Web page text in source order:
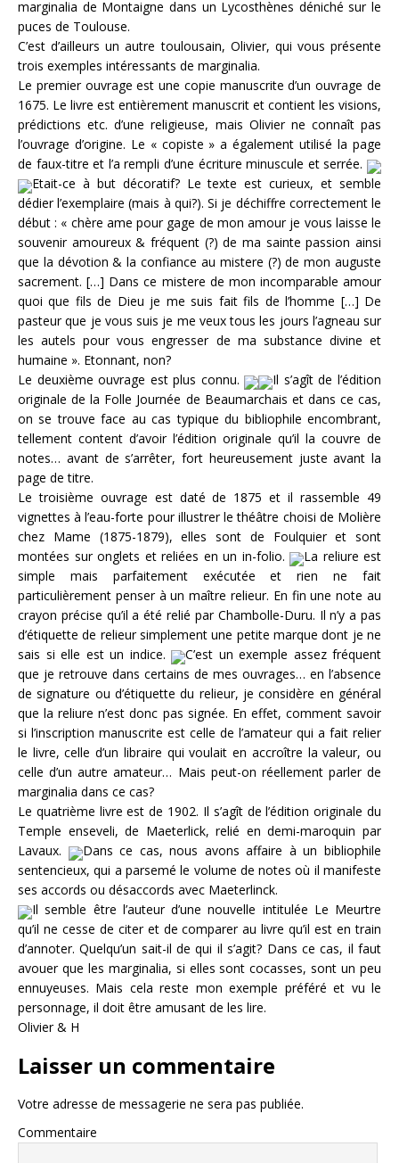
marginalia de Montaigne dans un Lycosthènes déniché sur le
puces de Toulouse.
C’est d’ailleurs un autre toulousain, Olivier, qui vous présente
trois exemples intéressants de marginalia.
Le premier ouvrage est une copie manuscrite d’un ouvrage de
1675. Le livre est entièrement manuscrit et contient les visions,
prédictions etc. d’une religieuse, mais Olivier ne connaît pas
l’ouvrage d’origine. Le « copiste » a également utilisé la page
de faux-titre et l’a rempli d’une écriture minuscule et serrée.
Etait-ce à but décoratif? Le texte est curieux, et semble
dédier l’exemplaire (mais à qui?). Si je déchiffre correctement le
début : « chère ame pour gage de mon amour je vous laisse le
souvenir amoureux & fréquent (?) de ma sainte passion ainsi
que la dévotion & la confiance au mistere (?) de mon auguste
sacrement. […] Dans ce mistere de mon incomparable amour
quoi que fils de Dieu je me suis fait fils de l’homme […] De
pasteur que je vous suis je me veux tous les jours l’agneau sur
les autels pour vous engresser de ma substance divine et
humaine ». Etonnant, non?
Le deuxième ouvrage est plus connu.
Il s’agît de l’édition
originale de la Folle Journée de Beaumarchais et dans ce cas,
on se trouve face au cas typique du bibliophile encombrant,
tellement content d’avoir l’édition originale qu’il la couvre de
notes… avant de s’arrêter, fort heureusement juste avant la
page de titre.
Le troisième ouvrage est daté de 1875 et il rassemble 49
vignettes à l’eau-forte pour illustrer le théâtre choisi de Molière
chez Mame (1875-1879), elles sont de Foulquier et sont
montées sur onglets et reliées en un in-folio.
La reliure est
simple mais parfaitement exécutée et rien ne fait
particulièrement penser à un maître relieur. En fin une note au
crayon précise qu’il a été relié par Chambolle-Duru. Il n’y a pas
d’étiquette de relieur simplement une petite marque dont je ne
sais si elle est un indice.
C’est un exemple assez fréquent
que je retrouve dans certains de mes ouvrages… en l’absence
de signature ou d’étiquette du relieur, je considère en général
que la reliure n’est donc pas signée. En effet, comment savoir
si l’inscription manuscrite est celle de l’amateur qui a fait relier
le livre, celle d’un libraire qui voulait en accroître la valeur, ou
celle d’un autre amateur… Mais peut-on réellement parler de
marginalia dans ce cas?
Le quatrième livre est de 1902. Il s’agît de l’édition originale du
Temple enseveli, de Maeterlick, relié en demi-maroquin par
Lavaux.
Dans ce cas, nous avons affaire à un bibliophile
sentencieux, qui a parsemé le volume de notes où il manifeste
ses accords ou désaccords avec Maeterlinck.
Il semble être l’auteur d’une nouvelle intitulée Le Meurtre
qu’il ne cesse de citer et de comparer au livre qu’il est en train
d’annoter. Quelqu’un sait-il de qui il s’agit? Dans ce cas, il faut
avouer que les marginalia, si elles sont cocasses, sont un peu
ennuyeuses. Mais cela reste mon exemple préféré et vu le
personnage, il doit être amusant de les lire.
Olivier & H
Laisser un commentaire
Votre adresse de messagerie ne sera pas publiée.
Commentaire